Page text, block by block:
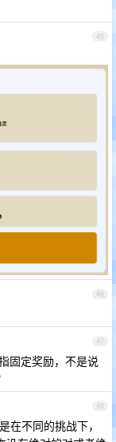
45
46
47
固定奖励，不是说
48
在不同的挑战下，